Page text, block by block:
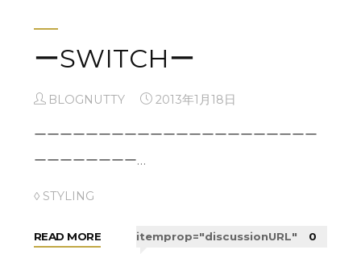
ーSWITCHー
BLOGNUTTY 2013年1月18日
ーーーーーーーーーーーーーーーーーーーーーー
ーーーーーーーー…
◊ STYLING
READ MORE"ー
itemprop="discussionURL" 0